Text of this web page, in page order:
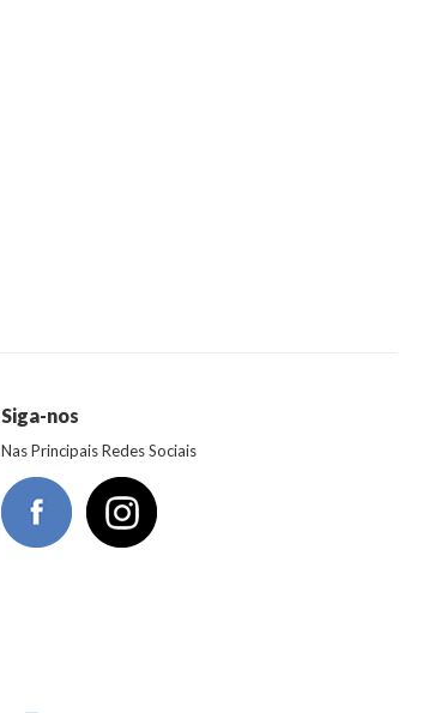
Siga-nos
Nas Principais Redes Sociais